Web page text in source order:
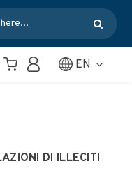
EN
DI ILLECITI